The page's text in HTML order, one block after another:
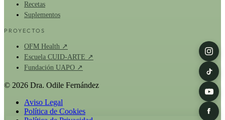
Recetas
Suplementos
PROYECTOS
OFM Health ↗
Escuela CUID-ARTE ↗
Fundación UAPO ↗
© 2026 Dra. Odile Fernández
Aviso Legal
Política de Cookies